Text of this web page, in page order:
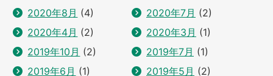
2020年8月 (4) 2020年7月 (2)
2020年4月 (2) 2020年3月 (1)
2019年10月 (2) 2019年7月 (1)
2019年6月 (1) 2019年5月 (2)